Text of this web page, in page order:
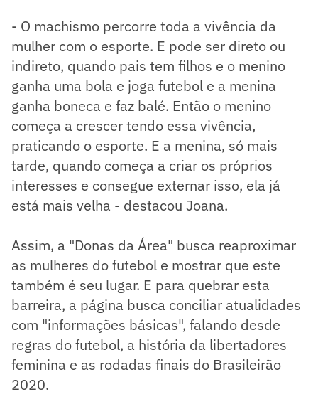
- O machismo percorre toda a vivência da
mulher com o esporte. E pode ser direto ou
indireto, quando pais tem filhos e o menino
ganha uma bola e joga futebol e a menina
ganha boneca e faz balé. Então o menino
começa a crescer tendo essa vivência,
praticando o esporte. E a menina, só mais
tarde, quando começa a criar os próprios
interesses e consegue externar isso, ela já
está mais velha - destacou Joana.
Assim, a "Donas da Área" busca reaproximar
as mulheres do futebol e mostrar que este
também é seu lugar. E para quebrar esta
barreira, a página busca conciliar atualidades
com "informações básicas", falando desde
regras do futebol, a história da libertadores
feminina e as rodadas finais do Brasileirão
2020.